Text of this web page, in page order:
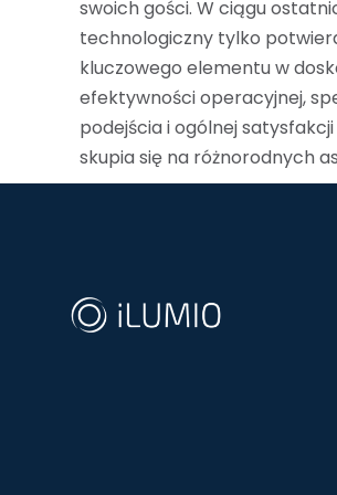
swoich gości. W ciągu
technologiczny tylko
kluczowego elementu w
efektywności operacyjnej,
podejścia i ogólnej satysfakcji
skupia się na różnorodnych